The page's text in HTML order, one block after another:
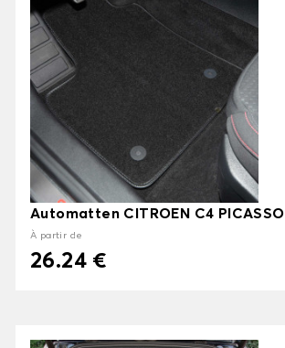
Automatten CITROEN C4 PICASSO
À partir de
26.24 €